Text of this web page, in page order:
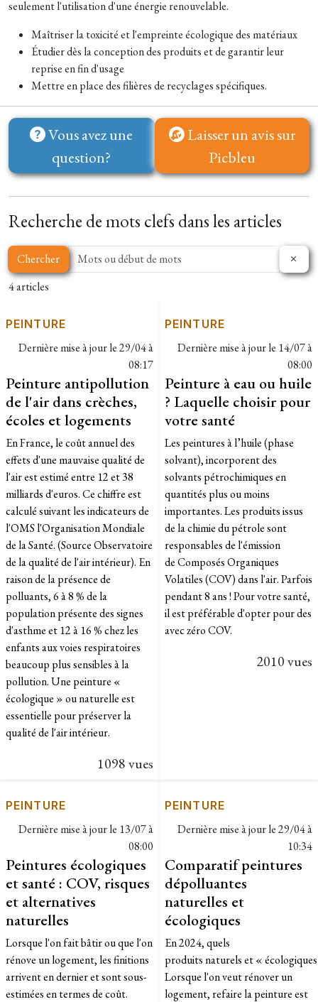
seulement l'utilisation d'une énergie renouvelable.
Maîtriser la toxicité et l'empreinte écologique des matériaux
Étudier dès la conception des produits et de garantir leur
reprise en fin d'usage
Mettre en place des filières de recyclages spécifiques.
Vous avez une
question?
Laisser un avis sur
Picbleu
Recherche de mots clefs dans les articles
Chercher
4 articles
PEINTURE
Dernière mise à jour le29/04 à
08:17
Peinture antipollution
de l'air dans crèches,
écoles et logements
En France, le coût annuel des
effets d'une mauvaise qualité de
l'air est estimé entre 12 et 38
milliards d'euros. Ce chiffre est
calculé suivant les indicateurs de
l'OMS l'Organisation Mondiale
de la Santé. (Source Observatoire
de la qualité de l'air intérieur). En
raison de la présence de
polluants, 6 à 8 % de la
population présente des signes
d'asthme et 12 à 16 % chez les
enfants aux voies respiratoires
beaucoup plus sensibles à la
pollution. Une peinture «
écologique » ou naturelle est
essentielle pour préserver la
qualité de l'air intérieur.
1098 vues
PEINTURE
Dernière mise à jour le 14/07 à
08:00
Peinture à eau ou huile
? Laquelle choisir pour
votre santé
Les peintures à l’huile (phase
solvant), incorporent des
solvants pétrochimiques en
quantités plus ou moins
importantes. Les produits issus
de la chimie du pétrole sont
responsables de l'émission
de Composés Organiques
Volatiles (COV) dans l'air. Parfois
pendant 8 ans ! Pour votre santé,
il est préférable d'opter pour des
avec zéro COV.
2010 vues
PEINTURE
Dernière mise à jour le 13/07 à
08:00
Peintures écologiques
et santé : COV, risques
et alternatives
naturelles
Lorsque l'on fait bâtir ou que l'on
rénove un logement, les finitions
arrivent en dernier et sont sous-
estimées en termes de coût.
PEINTURE
Dernière mise à jour le29/04 à
10:34
Comparatif peintures
dépolluantes
naturelles et
écologiques
En 2024, quels
produits naturels et «
Lorsque l'on veut rénover un
logement, refaire la peinture est